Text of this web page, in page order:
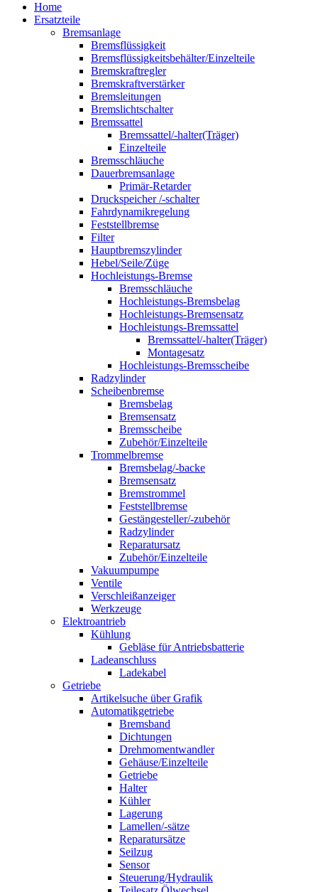
Home
Ersatzteile
Bremsanlage
Bremsflüssigkeit
Bremsflüssigkeitsbehälter/Einzelteile
Bremskraftregler
Bremskraftverstärker
Bremsleitungen
Bremslichtschalter
Bremssattel
Bremssattel/-halter(Träger)
Einzelteile
Bremsschläuche
Dauerbremsanlage
Primär-Retarder
Druckspeicher /-schalter
Fahrdynamikregelung
Feststellbremse
Filter
Hauptbremszylinder
Hebel/Seile/Züge
Hochleistungs-Bremse
Bremsschläuche
Hochleistungs-Bremsbelag
Hochleistungs-Bremsensatz
Hochleistungs-Bremssattel
Bremssattel/-halter(Träger)
Montagesatz
Hochleistungs-Bremsscheibe
Radzylinder
Scheibenbremse
Bremsbelag
Bremsensatz
Bremsscheibe
Zubehör/Einzelteile
Trommelbremse
Bremsbelag/-backe
Bremsensatz
Bremstrommel
Feststellbremse
Gestängesteller/-zubehör
Radzylinder
Reparatursatz
Zubehör/Einzelteile
Vakuumpumpe
Ventile
Verschleißanzeiger
Werkzeuge
Elektroantrieb
Kühlung
Gebläse für Antriebsbatterie
Ladeanschluss
Ladekabel
Getriebe
Artikelsuche über Grafik
Automatikgetriebe
Bremsband
Dichtungen
Drehmomentwandler
Gehäuse/Einzelteile
Getriebe
Halter
Kühler
Lagerung
Lamellen/-sätze
Reparatursätze
Seilzug
Sensor
Steuerung/Hydraulik